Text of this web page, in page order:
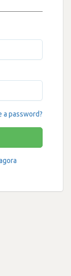
a password?